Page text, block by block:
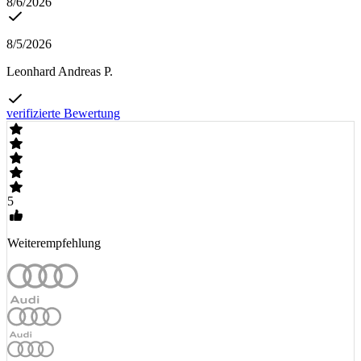
8/5/2026
Leonhard Andreas P.
verifizierte Bewertung
5
Weiterempfehlung